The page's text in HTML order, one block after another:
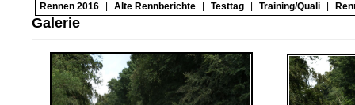
Rennen 2016 Alte Rennberichte Testtag Training/Quali
Galerie